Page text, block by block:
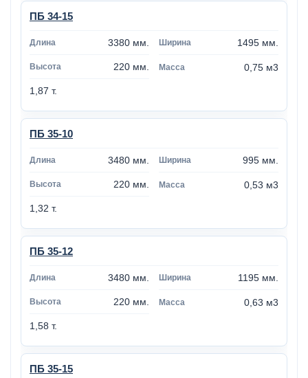
ПБ 34-15
3380 мм. 1495 мм.
220 мм. 0,75 м3
1,87 т.
ПБ 35-10
3480 мм. 995 мм.
220 мм. 0,53 м3
1,32 т.
ПБ 35-12
3480 мм. 1195 мм.
220 мм. 0,63 м3
1,58 т.
ПБ 35-15